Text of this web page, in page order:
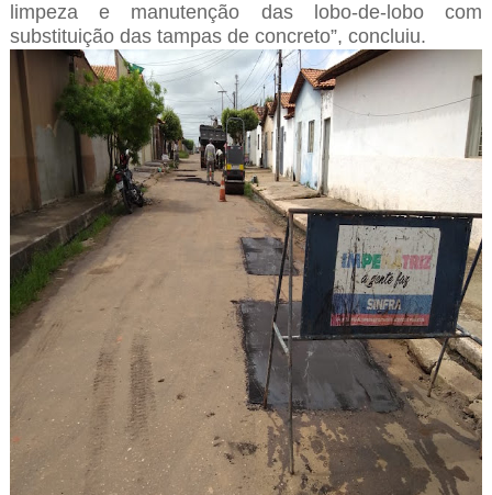
limpeza e manutenção das lobo-de-lobo com
substituição das tampas de concreto”, concluiu.